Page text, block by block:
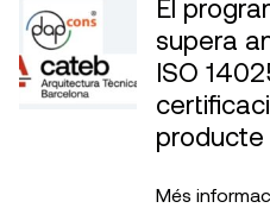
El
supera
ISO
producte
Més